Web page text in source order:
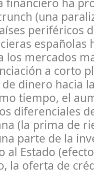
(una
periféricos
españolas
los mercados
a corto
dinero hacia
tiempo, el
diferenciales
(la prima de
parte de la
al Estado
la oferta de